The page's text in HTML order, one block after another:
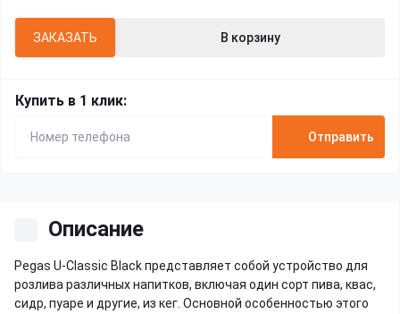
ЗАКАЗАТЬ В корзину
Купить в 1 клик:
Отправить
Описание
Pegas U-Classic Black представляет собой устройство для
розлива различных напитков, включая один сорт пива, квас,
сидр, пуаре и другие, из кег. Основной особенностью этого